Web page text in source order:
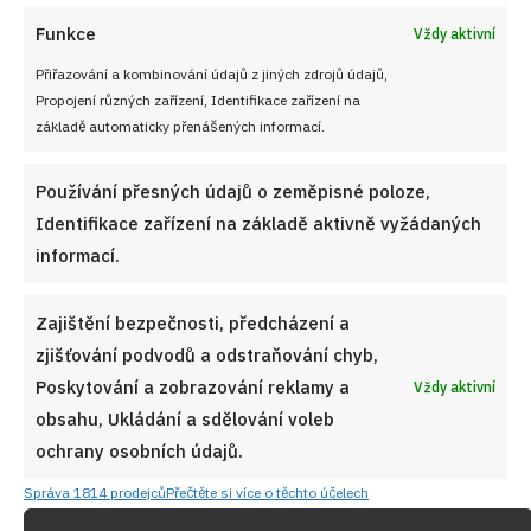
Funkce Vždy aktivní
Přiřazování a kombinování údajů z jiných zdrojů údajů,
Propojení různých zařízení, Identifikace zařízení na
základě automaticky přenášených informací.
Používání přesných údajů o zeměpisné poloze,
Identifikace zařízení na základě aktivně vyžádaných
informací.
Zajištění bezpečnosti, předcházení a
zjišťování podvodů a odstraňování chyb,
Poskytování a zobrazování reklamy a
obsahu, Ukládání a sdělování voleb
ochrany osobních údajů.
Vždy aktivní
Správa 1814 prodejcůPřečtěte si více o těchto účelech
Retro kvíz o cenách ze socialistického
Československa: 10 otázek dá zabrat i pamětníkům